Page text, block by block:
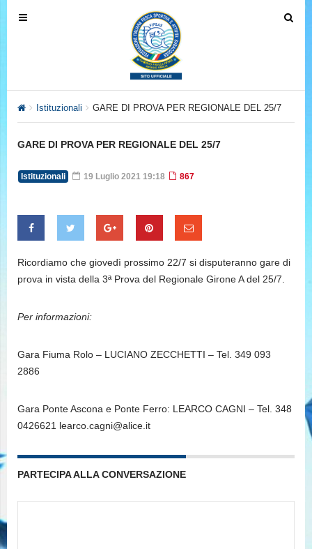
T
v
g
t
n
T
n
Istituzionali GARE DI PROVA PER REGIONALE DEL 25/7
GARE DI PROVA PER REGIONALE DEL 25/7
Istituzionali 19 Luglio 2021 19:18 867
Ricordiamo che giovedì prossimo 22/7 si disputeranno gare di
prova in vista della 3ª Prova del Regionale Girone A del 25/7.
Per informazioni:
Gara Fiuma Rolo – LUCIANO ZECCHETTI – Tel. 349 093
2886
Gara Ponte Ascona e Ponte Ferro: LEARCO CAGNI – Tel. 348
0426621 learco.cagni@alice.it
PARTECIPA ALLA CONVERSAZIONE